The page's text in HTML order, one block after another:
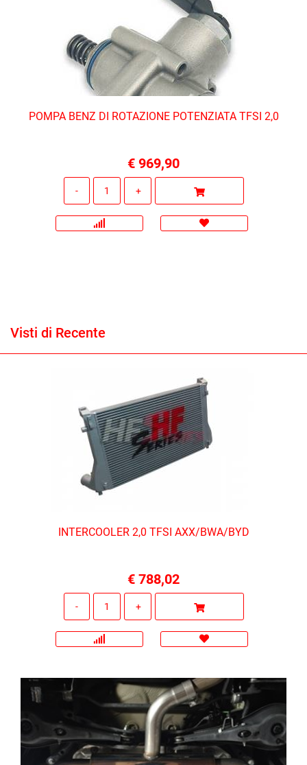
POMPA BENZ DI ROTAZIONE POTENZIATA TFSI 2,0
€ 969,90
Visti di Recente
INTERCOOLER 2,0 TFSI AXX/BWA/BYD
€ 788,02